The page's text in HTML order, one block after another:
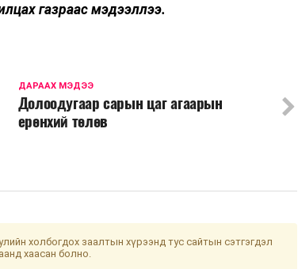
газраас мэдээллээ.
ДАРААХ МЭДЭЭ
Долоодугаар сарын цаг агаарын
ерөнхий төлөв
холбогдох заалтын хүрээнд тус сайтын сэтгэгдэл
хаасан болно.